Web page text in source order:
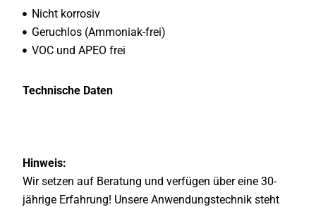
Nicht korrosiv
Geruchlos (Ammoniak-frei)
VOC und APEO frei
Technische Daten
Hinweis:
Wir setzen auf Beratung und verfügen über eine 30-
jährige Erfahrung! Unsere Anwendungstechnik steht